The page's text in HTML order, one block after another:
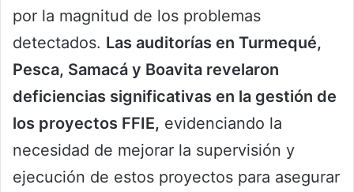
por la magnitud de los problemas
detectados. Las auditorías en Turmequé,
Pesca, Samacá y Boavita revelaron
deficiencias significativas en la gestión de
los proyectos FFIE, evidenciando la
necesidad de mejorar la supervisión y
ejecución de estos proyectos para asegurar